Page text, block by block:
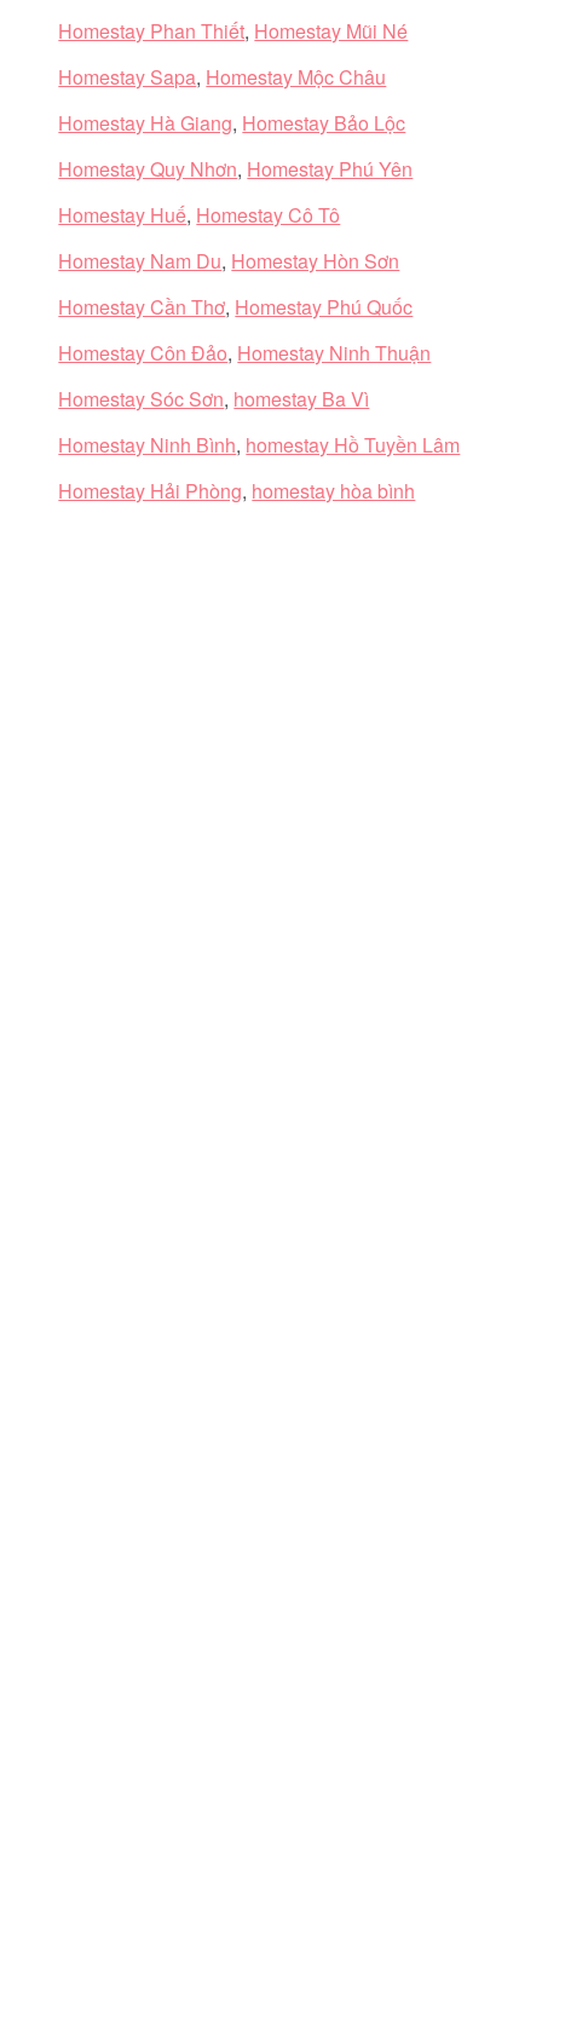
Homestay Phan Thiết, Homestay Mũi Né
Homestay Sapa, Homestay Mộc Châu
Homestay Hà Giang, Homestay Bảo Lộc
Homestay Quy Nhơn, Homestay Phú Yên
Homestay Huế, Homestay Cô Tô
Homestay Nam Du, Homestay Hòn Sơn
Homestay Cần Thơ, Homestay Phú Quốc
Homestay Côn Đảo, Homestay Ninh Thuận
Homestay Sóc Sơn, homestay Ba Vì
Homestay Ninh Bình, homestay Hồ Tuyền Lâm
Homestay Hải Phòng, homestay hòa bình